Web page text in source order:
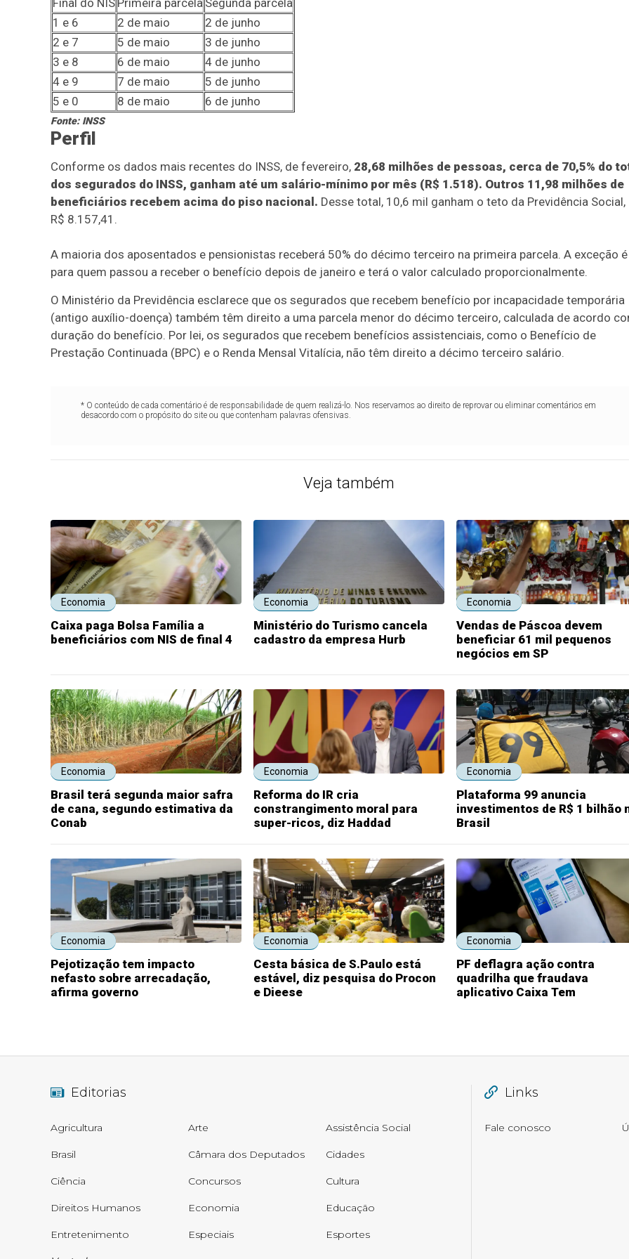
Final do NIS Primeira parcela Segunda parcela
1 e 6
2 de maio
2 de junho
2 e 7
5 de maio
3 de junho
3 e 8
6 de maio
4 de junho
4 e 9
7 de maio
5 de junho
5 e 0
8 de maio 6 de junho
Fonte: INSS
Perfil
Conforme os dados mais recentes do INSS, de fevereiro, 28,68 milhões de pessoas, cerca de 70,5% do
dos segurados do INSS, ganham até um salário-mínimo por mês (R$ 1.518). Outros 11,98 milhões de
beneficiários recebem acima do piso nacional. Desse total, 10,6 mil ganham o teto da Previdência Social,
R$ 8.157,41.
A maioria dos aposentados e pensionistas receberá 50% do décimo terceiro na primeira parcela. A exceção é
para quem passou a receber o benefício depois de janeiro e terá o valor calculado proporcionalmente.
O Ministério da Previdência esclarece que os segurados que recebem benefício por incapacidade temporária
(antigo auxílio-doença) também têm direito a uma parcela menor do décimo terceiro, calculada de acordo
duração do benefício. Por lei, os segurados que recebem benefícios assistenciais, como o Benefício de
Prestação Continuada (BPC) e o Renda Mensal Vitalícia, não têm direito a décimo terceiro salário.
* O conteúdo de cada comentário é de responsabilidade de quem realizá-lo. Nos reservamos ao direito de reprovar ou eliminar comentários em
desacordo com o propósito do site ou que contenham palavras ofensivas.
Veja também
Economia
Caixa paga Bolsa Família a
beneficiários com NIS de final 4
Economia
Ministério do Turismo cancela
cadastro da empresa Hurb
Economia
Vendas de Páscoa devem
beneficiar 61 mil pequenos
negócios em SP
Economia
Brasil terá segunda maior safra
de cana, segundo estimativa da
Conab
Economia
Reforma do IR cria
constrangimento moral para
super-ricos, diz Haddad
Economia
Plataforma 99 anuncia
investimentos de R$ 1 bilhão
Brasil
Economia
Pejotização tem impacto
nefasto sobre arrecadação,
afirma governo
Economia
Cesta básica de S.Paulo está
estável, diz pesquisa do Procon
e Dieese
Economia
PF deflagra ação contra
quadrilha que fraudava
aplicativo Caixa Tem
Editorias
Agricultura Arte Assistência Social
Brasil Câmara dos Deputados Cidades
Ciência Concursos Cultura
Direitos Humanos Economia Educação
Entretenimento Especiais Esportes
Links
Fale conosco